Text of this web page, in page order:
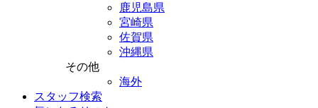
鹿児島県
宮崎県
佐賀県
沖縄県
その他
海外
スタッフ検索